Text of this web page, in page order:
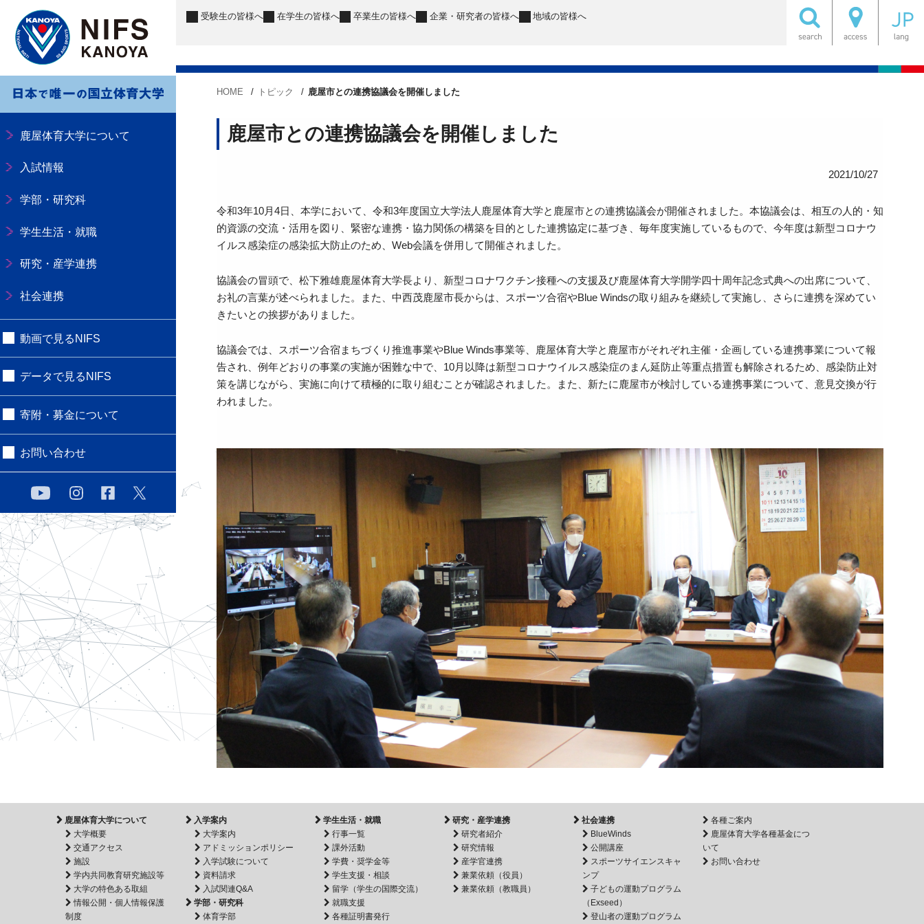
鹿屋体育大学について
入試情報
学部・研究科
学生生活・就職
研究・産学連携
社会連携
動画で見るNIFS
データで見るNIFS
寄附・募金について
お問い合わせ
受験生の皆様へ 在学生の皆様へ 卒業生の皆様へ 企業・研究者の皆様へ 地域の皆様へ
HOME トピック 鹿屋市との連携協議会を開催しました
鹿屋市との連携協議会を開催しました
2021/10/27
令和3年10月4日、本学において、令和3年度国立大学法人鹿屋体育大学と鹿屋市との連携協議会が開催されました。本協議会は、相互の人的・知
的資源の交流・活用を図り、緊密な連携・協力関係の構築を目的とした連携協定に基づき、毎年度実施しているもので、今年度は新型コロナウ
イルス感染症の感染拡大防止のため、Web会議を併用して開催されました。
協議会の冒頭で、松下雅雄鹿屋体育大学長より、新型コロナワクチン接種への支援及び鹿屋体育大学開学四十周年記念式典への出席について、
お礼の言葉が述べられました。また、中西茂鹿屋市長からは、スポーツ合宿やBlue Windsの取り組みを継続して実施し、さらに連携を深めてい
きたいとの挨拶がありました。
協議会では、スポーツ合宿まちづくり推進事業やBlue Winds事業等、鹿屋体育大学と鹿屋市がそれぞれ主催・企画している連携事業について報
告され、例年どおりの事業の実施が困難な中で、10月以降は新型コロナウイルス感染症のまん延防止等重点措置も解除されるため、感染防止対
策を講じながら、実施に向けて積極的に取り組むことが確認されました。また、新たに鹿屋市が検討している連携事業について、意見交換が行
われました。
鹿屋体育大学について
大学概要
交通アクセス
施設
学内共同教育研究施設等
大学の特色ある取組
情報公開・個人情報保護
制度
入学案内
大学案内
アドミッションポリシー
入学試験について
資料請求
入試関連Q&A
学部・研究科
体育学部
学生生活・就職
行事一覧
課外活動
学費・奨学金等
学生支援・相談
留学（学生の国際交流）
就職支援
各種証明書発行
研究・産学連携
研究者紹介
研究情報
産学官連携
兼業依頼（役員）
兼業依頼（教職員）
社会連携
BlueWinds
公開講座
スポーツサイエンスキャ
ンプ
子どもの運動プログラム
（Exseed）
登山者の運動プログラム
各種ご案内
鹿屋体育大学各種基金につ
いて
お問い合わせ